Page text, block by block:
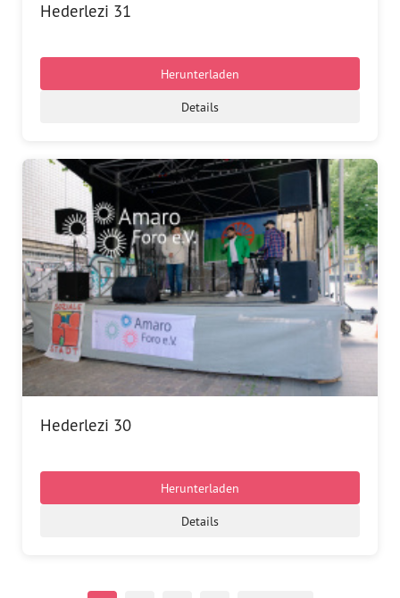
Hederlezi 31
Herunterladen
Details
Hederlezi 30
Herunterladen
Details